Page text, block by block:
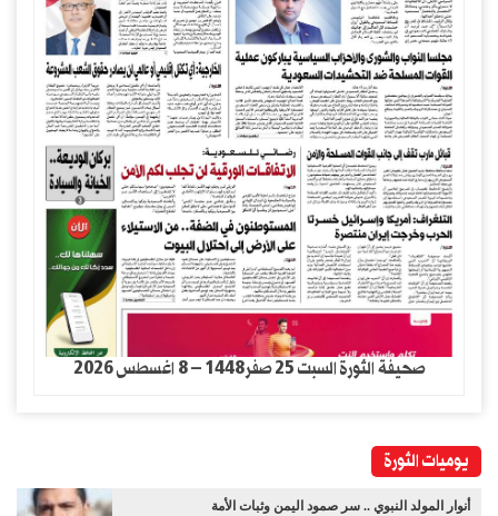
صحيفة الثورة السبت 25 صفر1448 – 8 اغسطس 2026
يوميات الثورة
أنوار المولد النبوي .. سر صمود اليمن وثبات الأمة